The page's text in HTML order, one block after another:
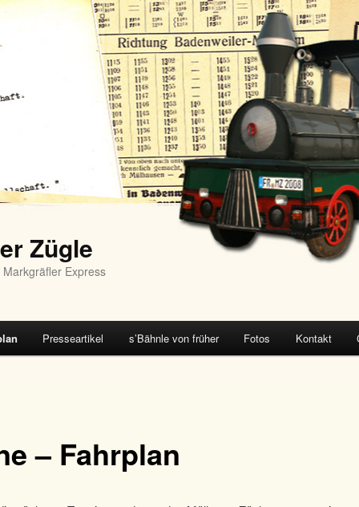
Zügle
Express
Presseartikel s’Bähnle von früher Fotos Kontakt
– Fahrplan